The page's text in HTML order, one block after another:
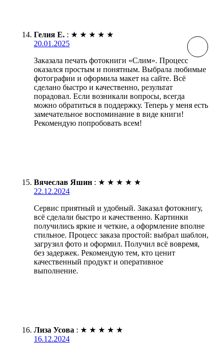
Гелия Е. : ★ ★ ★ ★ ★
20.01.2025
Заказала печать фотокниги «Слим». Процесс
оказался простым и понятным. Выбрала любимые
фотографии и оформила макет на сайте. Всё
сделано быстро и качественно, результат
порадовал. Если возникали вопросы, всегда
можно обратиться в поддержку. Теперь у меня есть
замечательное воспоминание в виде книги!
Рекомендую попробовать всем!
Вячеслав Яшин : ★ ★ ★ ★ ★
22.12.2024
Сервис приятный и удобный. Заказал фотокнигу,
всё сделали быстро и качественно. Картинки
получились яркие и четкие, а оформление вполне
стильное. Процесс заказа простой: выбрал шаблон,
загрузил фото и оформил. Получил всё вовремя,
без задержек. Рекомендую тем, кто ценит
качественный продукт и оперативное
выполнение.
Лиза Усова : ★ ★ ★ ★ ★
16.12.2024